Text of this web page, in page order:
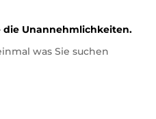
die Unannehmlichkeiten.
was Sie suchen